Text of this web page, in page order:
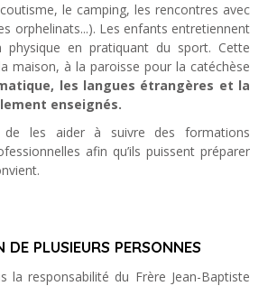
le camping, les rencontres avec
orphelinats...). Les enfants entretiennent
physique en pratiquant du sport. Cette
maison, à la paroisse pour la catéchèse
les langues étrangères et la
enseignés.
de les aider à suivre des formations
afin qu’ils puissent préparer
DE PLUSIEURS PERSONNES
la responsabilité du Frère Jean-Baptiste